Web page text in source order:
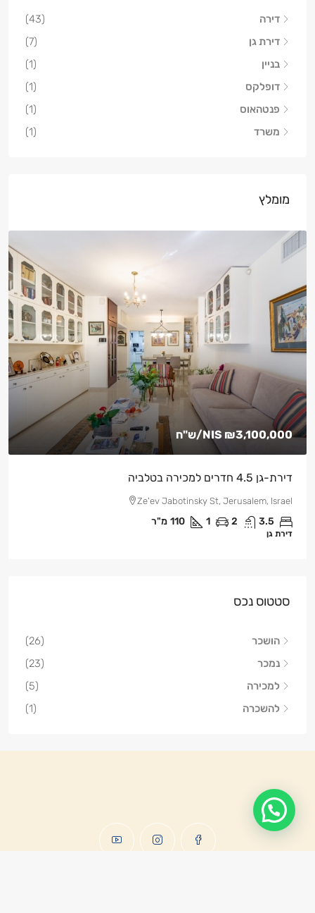
דירה
(43)
דירת גן
(7)
בניין
(1)
דופלקס
(1)
פנטהאוס
(1)
משרד
(1)
מומלץ
NIS ₪3,100,000 /ש"ח
דירת-גן 4.5 חדרים למכירה בטלביה
Ze'ev Jabotinsky St, Jerusalem, Israel
3.5
2
1
110 מ"ר
דירת גן
סטטוס נכס
הושכר
(26)
נמכר
(23)
למכירה
(5)
להשכרה
(1)